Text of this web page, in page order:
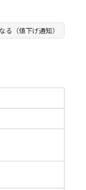
る（値下げ通知）